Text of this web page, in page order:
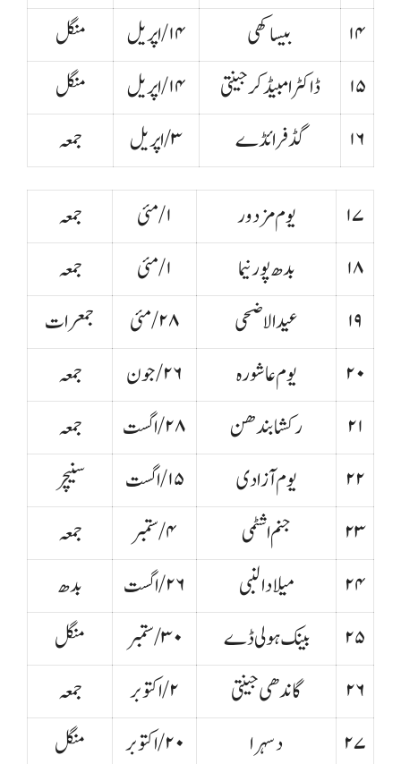
۱۴
بیساکھی ۱۴/اپریل
منگل
۱۵
ڈاکٹر امبیڈ کر جینتی ۱۴/اپریل
منگل
۱۶
گڈفرائڈے ۳/اپریل جمعہ
۱۷ یوم مزدور ۱/مئی
جمعہ
۱۸
بدھ پورنیما ۱/مئی
جمعہ
۱۹
عیدالاضحی ۲۸/مئی
جمعرات
۲۰
یوم عاشورہ ۲۶/جون
جمعہ
۲۱
رکشا بندھن ۲۸/اگست
جمعہ
۲۲
یوم آزادی ۱۵/اگست
سنیچر
۲۳
جنم اشٹمی ۴/ستمبر
جمعہ
۲۴
میلادالنبی ۲۶/اگست
بدھ
۲۵
بینک ہولی ڈے ۳۰/ستمبر
منگل
۲۶
گاندھی جینتی ۲/اکتوبر
جمعہ
۲۷
دسہرا ۲۰/اکتوبر منگل